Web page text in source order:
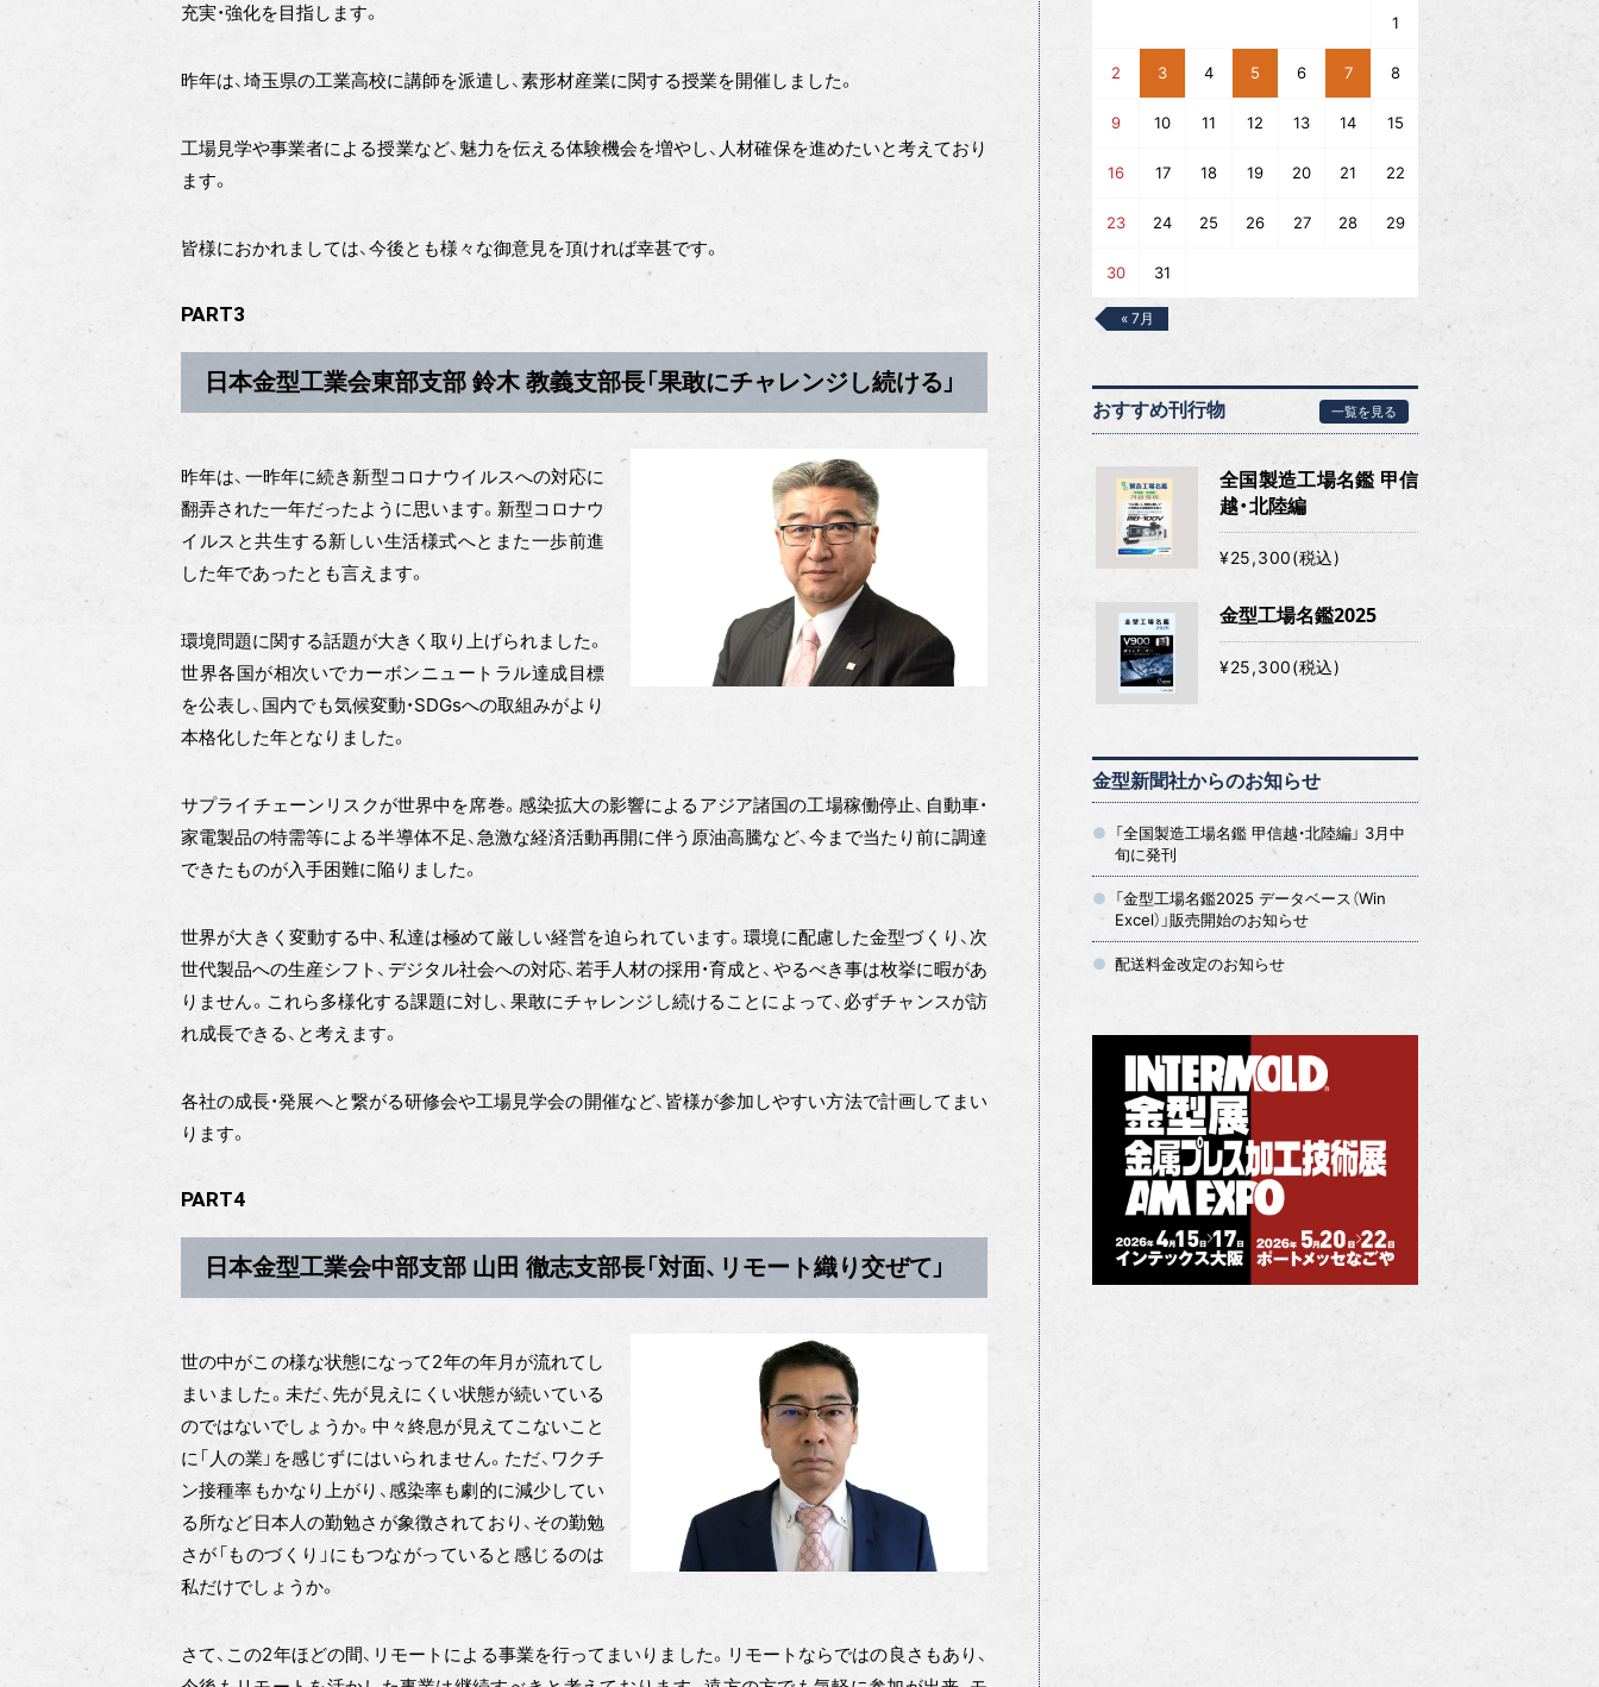
充実・強化を目指します。
昨年は、埼玉県の工業高校に講師を派遣し、素形材産業に関する授業を開催しました。
工場見学や事業者による授業など、魅力を伝える体験機会を増やし、人材確保を進めたいと考えており
ます。
皆様におかれましては、今後とも様々な御意見を頂ければ幸甚です。
PART3
日本金型工業会東部支部 鈴木 教義支部長「果敢にチャレンジし続ける」
昨年は、一昨年に続き新型コロナウイルスへの対応に
翻弄された一年だったように思います。新型コロナウ
イルスと共生する新しい生活様式へとまた一歩前進
した年であったとも言えます。
環境問題に関する話題が大きく取り上げられました。
世界各国が相次いでカーボンニュートラル達成目標
を公表し、国内でも気候変動・SDGsへの取組みがより
本格化した年となりました。
サプライチェーンリスクが世界中を席巻。感染拡大の影響によるアジア諸国の工場稼働停止、自動車・
家電製品の特需等による半導体不足、急激な経済活動再開に伴う原油高騰など、今まで当たり前に調達
できたものが入手困難に陥りました。
世界が大きく変動する中、私達は極めて厳しい経営を迫られています。環境に配慮した金型づくり、次
世代製品への生産シフト、デジタル社会への対応、若手人材の採用・育成と、やるべき事は枚挙に暇があ
りません。これら多様化する課題に対し、果敢にチャレンジし続けることによって、必ずチャンスが訪
れ成長できる、と考えます。
各社の成長・発展へと繋がる研修会や工場見学会の開催など、皆様が参加しやすい方法で計画してまい
ります。
PART4
日本金型工業会中部支部 山田 徹志支部長「対面、リモート織り交ぜて」
世の中がこの様な状態になって2年の年月が流れてし
まいました。未だ、先が見えにくい状態が続いている
のではないでしょうか。中々終息が見えてこないこと
に「人の業」を感じずにはいられません。ただ、ワクチ
ン接種率もかなり上がり、感染率も劇的に減少してい
る所など日本人の勤勉さが象徴されており、その勤勉
さが「ものづくり」にもつながっていると感じるのは
私だけでしょうか。
さて、この2年ほどの間、リモートによる事業を行ってまいりました。リモートならではの良さもあり、
1
2 3 4 5 6 7 8
9 10 11 12 13 14 15
16 17 18 19 20 21 22
23 24 25 26 27 28 29
30 31
« 7月
おすすめ刊行物 一覧を見る
全国製造工場名鑑 甲信
越・北陸編
¥25,300(税込)
金型工場名鑑2025
¥25,300(税込)
金型新聞社からのお知らせ
「全国製造工場名鑑 甲信越・北陸編」 3月中
旬に発刊
「金型工場名鑑2025 データベース（Win
Excel）」販売開始のお知らせ
配送料金改定のお知らせ